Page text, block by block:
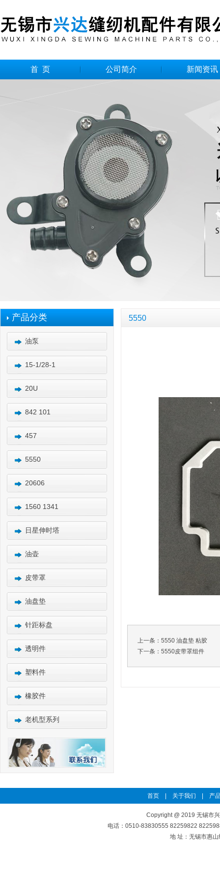
首 页 公司简介 新闻资讯
产品分类
油泵
15-1/28-1
20U
842 101
457
5550
20606
1560 1341
日星伸时塔
油壶
皮带罩
油盘垫
针距标盘
透明件
塑料件
橡胶件
老机型系列
5550
上一条： 5550 油盘垫 粘胶
下一条： 5550皮带罩组件
首页 关于我们 产
Copyright @ 2019 无锡市
电话：0510-83830555 82259822
地 址：无锡市惠